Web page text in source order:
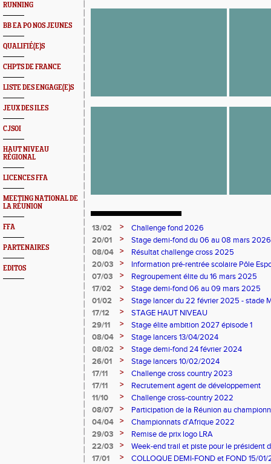
RUNNING
BB EA PO NOS JEUNES
QUALIFIÉ(E)S
CHPTS DE FRANCE
LISTE DES ENGAGE(E)S
JEUX DES ILES
CJSOI
HAUT NIVEAU
RÉGIONAL
LICENCES FFA
MEETING NATIONAL DE
LA RÉUNION
FFA
PARTENAIRES
EDITOS
13/02 >
Challenge fond 2026
20/01
>
Stage demi-fond du 06 au 08 mars 2026
08/04
>
Résultat challenge cross 2025
20/03
>
Information pré-rentrée scolaire Pôle
07/03
>
Regroupement élite du 16 mars 2025
17/02
>
Stage demi-fond 06 au 09 mars 2025
01/02
>
Stage lancer du 22 février 2025 - stade
17/12
>
STAGE HAUT NIVEAU
29/11
>
Stage élite ambition 2027 épisode 1
08/04
>
Stage lancers 13/04/2024
08/02
>
Stage demi-fond 24 février 2024
26/01
>
Stage lancers 10/02/2024
17/11
>
Challenge cross country 2023
17/11
>
Recrutement agent de développement
11/10
>
Challenge cross-country 2022
08/07
>
Participation de la Réunion au
04/04
>
Championnats d'Afrique 2022
29/03
>
Remise de prix logo LRA
22/03
>
Week-end trail et piste pour le président
PRIANON
17/01 > COLLOQUE DEMI-FOND et FOND 15/